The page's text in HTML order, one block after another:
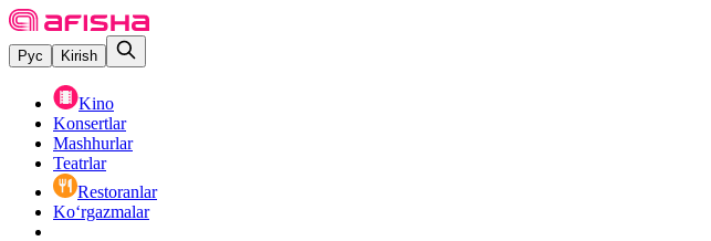
Рус Kirish
Kino
Konsertlar
Mashhurlar
Teatrlar
Restoranlar
Ko‘rgazmalar